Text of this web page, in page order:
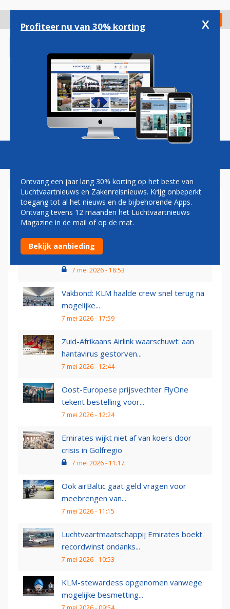
gaan
Check in
Magazine Podcasts Vacatures
AIRLINES
Koning kruipt voor de laatste keer achter
het stuur van...
7 mei 2026 - 18:53
Vakbond: KLM haalde crew snel terug na
mogelijke...
7 mei 2026 - 17:59
Zuid-Afrikaans Airlink waarschuwt: aan
hantavirus gestorven...
7 mei 2026 - 12:44
Oost-Europese prijsvechter FlyOne
tekent bestelling voor...
7 mei 2026 - 12:24
Emirates wijkt niet af van koers door
crisis in Golfregio
7 mei 2026 - 11:17
Ook airBaltic gaat geld vragen voor
meebrengen van...
7 mei 2026 - 11:15
Luchtvaartmaatschappij Emirates boekt
recordwinst ondanks...
7 mei 2026 - 10:53
KLM-stewardess opgenomen vanwege
mogelijke besmetting...
Profiteer nu van 30% korting x
Ontvang een jaar lang 30% korting op het beste van
Luchtvaartnieuws en Zakenreisnieuws. Krijg onbeperkt
toegang tot al het nieuws en de bijbehorende Apps.
Ontvang tevens 12 maanden het Luchtvaartnieuws
Magazine in de mail of op de mat.
Bekijk aanbieding